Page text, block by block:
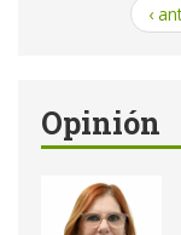
‹
Opinión